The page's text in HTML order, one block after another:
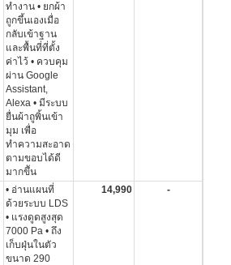
ทำงาน • ยกผ้า
ถูกขึ้นเองเมื่อ
กลับเข้าฐาน
และพื้นที่ที่ตั้ง
ค่าไว้ • ควบคุม
ผ่าน Google
Assistant,
Alexa • มีระบบ
ยื่นผ้าถูพิ้นเข้า
มุม เพื่อ
ทำความสะอาด
ตามขอบได้ดี
มากขึัน
• อ่านแผนที่
ด้วยระบบ LDS
• แรงดูดสูงสุด
7000 Pa • ถึง
เก็บฝุ่นในตัว
ขนาด 290
14,990 -